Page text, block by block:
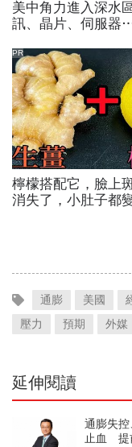
美中角力進入深水
訊、晶片、伺服器
「這類人」處境危
檸檬搭配它，臉上
消失了，小肚子都
PR
通膨 美國
壓力
預期 外媒
延伸閱讀
通膨失
止血 提